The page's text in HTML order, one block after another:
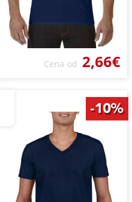
Cena od 2,66€